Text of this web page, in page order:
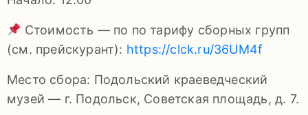
Заявление
Стоимость — по по тарифу сборных групп
(см. прейскурант): https://clck.ru/36UM4f
Место сбора: Подольский краеведческий
музей — г. Подольск, Советская площадь, д. 7.